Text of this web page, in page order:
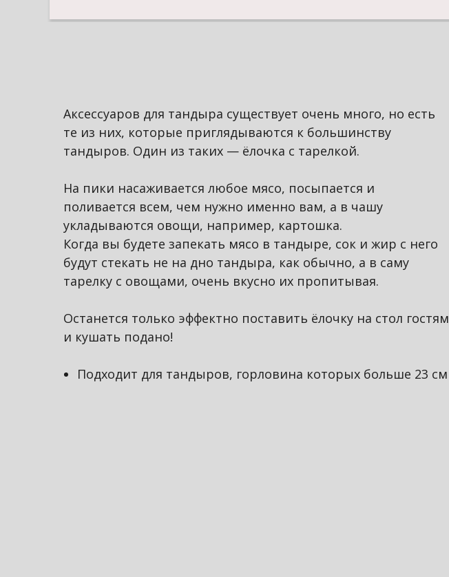
Аксессуаров для тандыра существует очень много, но есть
те из них, которые приглядываются к большинству
тандыров. Один из таких — ёлочка с тарелкой.
На пики насаживается любое мясо, посыпается и
поливается всем, чем нужно именно вам, а в чашу
укладываются овощи, например, картошка.
Когда вы будете запекать мясо в тандыре, сок и жир с него
будут стекать не на дно тандыра, как обычно, а в саму
тарелку с овощами, очень вкусно их пропитывая.
Останется только эффектно поставить ёлочку на стол гостям
и кушать подано!
Подходит для тандыров, горловина которых больше 23 см